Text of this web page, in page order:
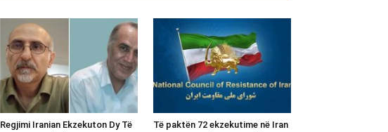
Regjimi Iranian Ekzekuton Dy Të
Të paktën 72 ekzekutime në Iran